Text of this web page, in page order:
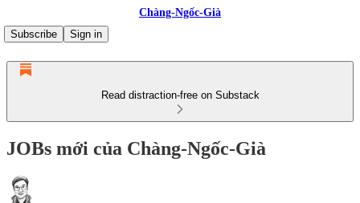
Chàng-Ngốc-Già
Subscribe
Sign in
Read distraction-free on Substack
JOBs mới của Chàng-Ngốc-Già